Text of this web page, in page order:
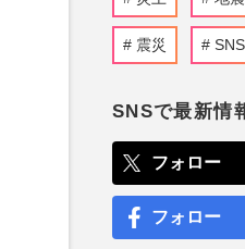
震災 SNS
SNSで最新情
フォロー
フォロー